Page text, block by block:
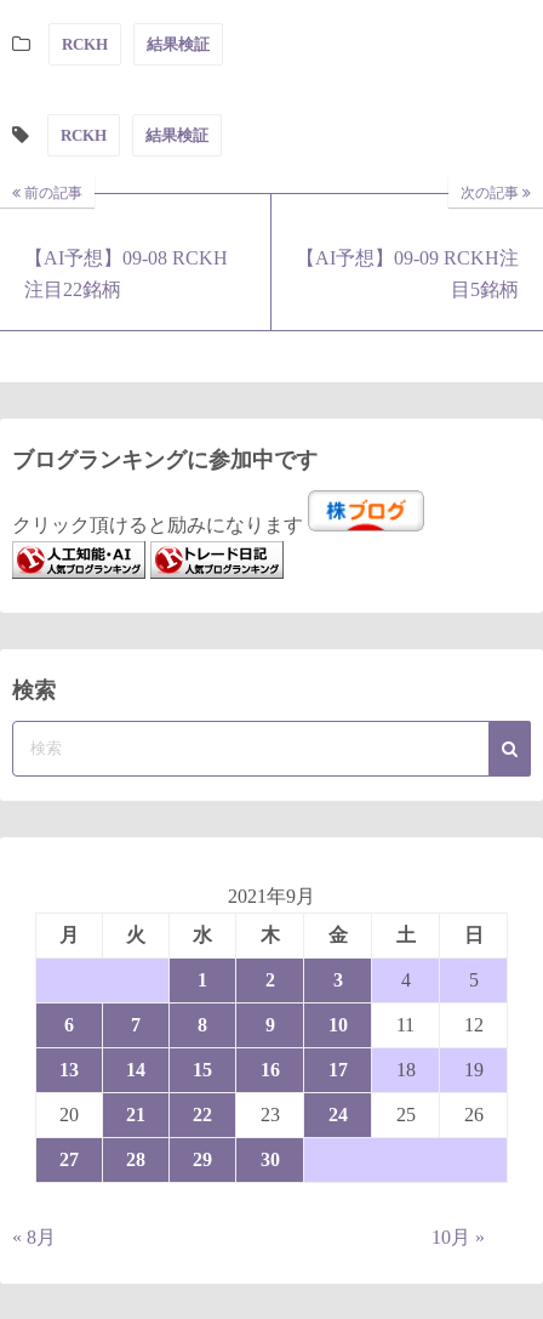
RCKH 結果検証
RCKH 結果検証
前の記事
【AI予想】09-08 RCKH
注目22銘柄
次の記事
【AI予想】09-09 RCKH注
目5銘柄
ブログランキングに参加中です
クリック頂けると励みになります
検索
2021年9月
月
火 水 木 金 土 日
1 2 3 4 5
6 7 8 9 10 11 12
13 14 15 16 17 18 19
20 21 22 23 24 25 26
27 28 29 30
« 8月 10月 »